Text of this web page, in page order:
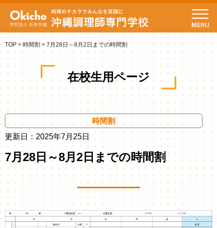
TOP >時間割 > 7月28日～8月2日までの時間割
在校生用ページ
時間割
更新日：2025年7月25日
7月28日～8月2日までの時間割